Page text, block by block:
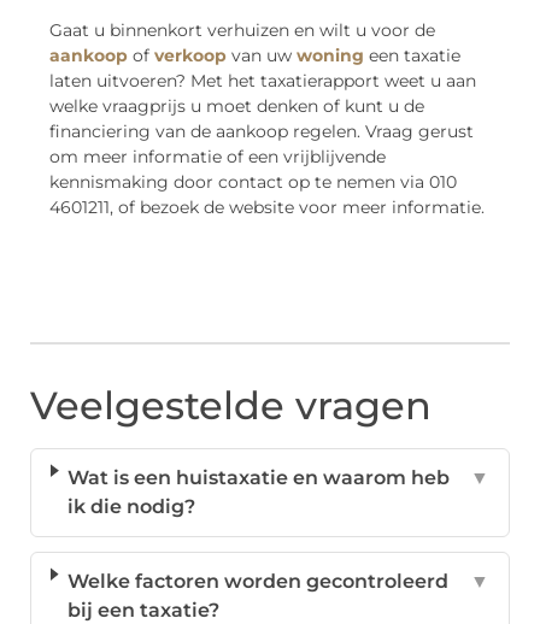
Gaat u binnenkort verhuizen en wilt u voor de
aankoop of verkoop van uw woning een taxatie
laten uitvoeren? Met het taxatierapport weet u aan
welke vraagprijs u moet denken of kunt u de
financiering van de aankoop regelen. Vraag gerust
om meer informatie of een vrijblijvende
kennismaking door contact op te nemen via 010
4601211, of bezoek de website voor meer informatie.
Veelgestelde vragen
Wat is een huistaxatie en waarom heb
ik die nodig?
▼
Welke factoren worden gecontroleerd
bij een taxatie?
▼